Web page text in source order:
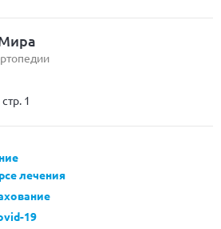
1
лечения
19